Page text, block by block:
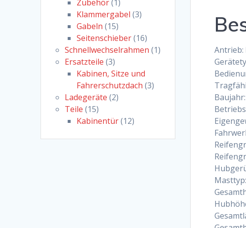
Zubehör(1)
Klammergabel (3)
Gabeln (15)
Seitenschieber(16)
Schnellwechselrahmen (1)
Ersatzteile (3)
Kabinen, Sitze und
Fahrerschutzdach (3)
Ladegeräte (2)
Teile (15)
Kabinentür(12)
Antrieb:
Baujahr:
Masttyp: